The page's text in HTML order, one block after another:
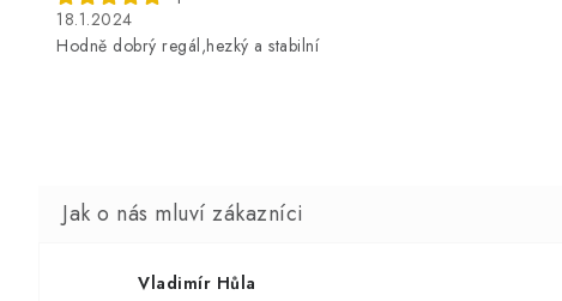
e18.1.2024
Hodně dobrý regál,hezký a stabilní
Vladimír Hůla